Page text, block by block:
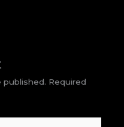
published. Required